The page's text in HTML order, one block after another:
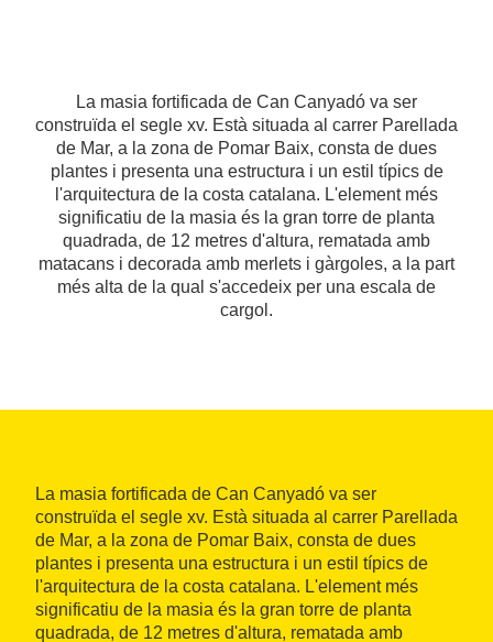
La masia fortificada de Can Canyadó va ser
construïda el segle xv. Està situada al carrer Parellada
de Mar, a la zona de Pomar Baix, consta de dues
plantes i presenta una estructura i un estil típics de
l'arquitectura de la costa catalana. L'element més
significatiu de la masia és la gran torre de planta
quadrada, de 12 metres d'altura, rematada amb
matacans i decorada amb merlets i gàrgoles, a la part
més alta de la qual s'accedeix per una escala de
cargol.
La masia fortificada de Can Canyadó va ser
construïda el segle xv. Està situada al carrer Parellada
de Mar, a la zona de Pomar Baix, consta de dues
plantes i presenta una estructura i un estil típics de
l'arquitectura de la costa catalana. L'element més
significatiu de la masia és la gran torre de planta
quadrada, de 12 metres d'altura, rematada amb